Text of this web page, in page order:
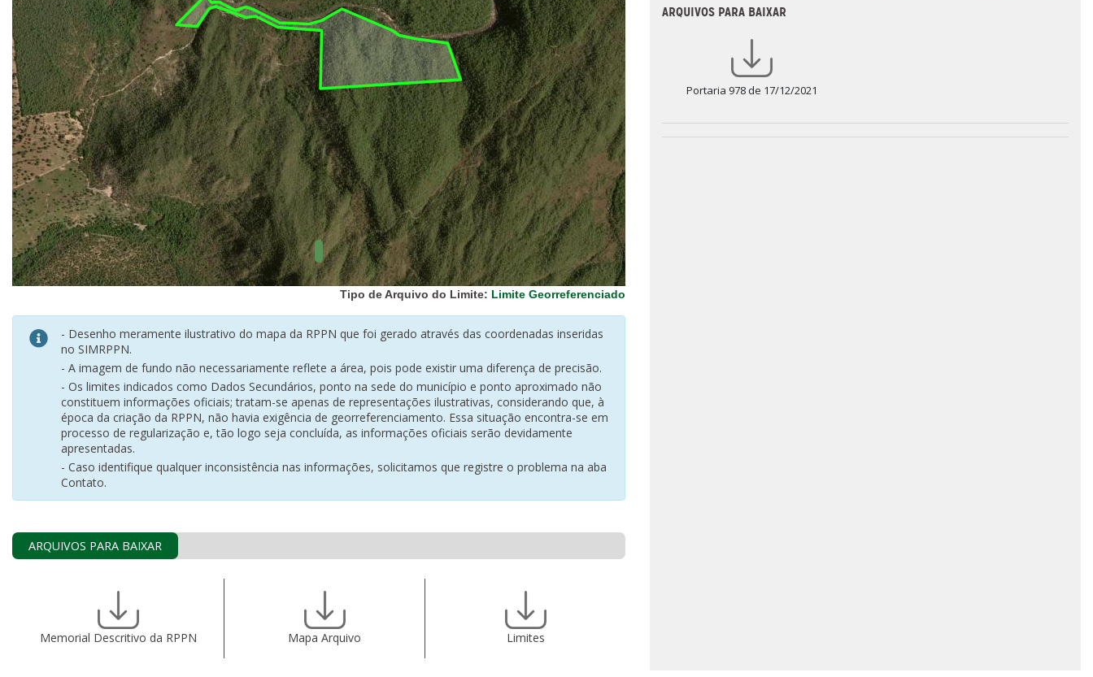
UC
Municipais
Hidrografia
1:1.000.000
(ANA)
Biomas
(IBGE)
Vegetação
(IBGE)
Rodovias
(IBGE)
Relevo
(IBGE)
Tipo de Arquivo do Limite: Limite Georreferenciado
- Desenho meramente ilustrativo do mapa da RPPN que foi gerado através das coordenadas inseridas
no SIMRPPN.
- A imagem de fundo não necessariamente reflete a área, pois pode existir uma diferença de precisão.
- Os limites indicados como Dados Secundários, ponto na sede do município e ponto aproximado não
constituem informações oficiais; tratam-se apenas de representações ilustrativas, considerando que, à
época da criação da RPPN, não havia exigência de georreferenciamento. Essa situação encontra-se em
processo de regularização e, tão logo seja concluída, as informações oficiais serão devidamente
apresentadas.
- Caso identifique qualquer inconsistência nas informações, solicitamos que registre o problema na aba
Contato.
ARQUIVOS PARA BAIXAR
Memorial Descritivo da RPPN Mapa Arquivo Limites
ARQUIVOS PARA BAIXAR
Portaria 978 de 17/12/2021